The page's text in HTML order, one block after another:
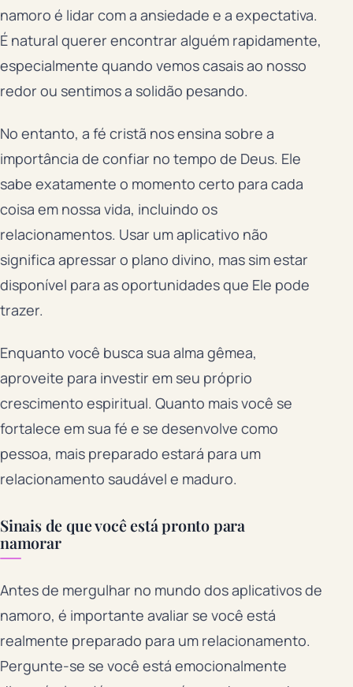
namoro é lidar com a ansiedade e a expectativa.
É natural querer encontrar alguém rapidamente,
especialmente quando vemos casais ao nosso
redor ou sentimos a solidão pesando.
No entanto, a fé cristã nos ensina sobre a
importância de confiar no tempo de Deus. Ele
sabe exatamente o momento certo para cada
coisa em nossa vida, incluindo os
relacionamentos. Usar um aplicativo não
significa apressar o plano divino, mas sim estar
disponível para as oportunidades que Ele pode
trazer.
Enquanto você busca sua alma gêmea,
aproveite para investir em seu próprio
crescimento espiritual. Quanto mais você se
fortalece em sua fé e se desenvolve como
pessoa, mais preparado estará para um
relacionamento saudável e maduro.
Sinais de que você está pronto para
namorar
Antes de mergulhar no mundo dos aplicativos de
namoro, é importante avaliar se você está
realmente preparado para um relacionamento.
Pergunte-se se você está emocionalmente